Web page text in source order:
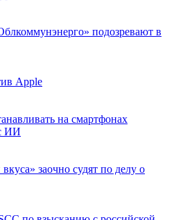
подозревают в
Apple
на смартфонах
ИИ
заочно судят по делу о